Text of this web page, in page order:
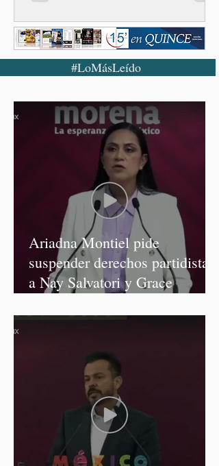
#LoMásLeído
Ariadna Montiel pide
suspender derechos partidistas
a Nay Salvatori y Grace